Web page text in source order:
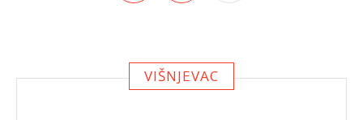
VIŠNJEVAC